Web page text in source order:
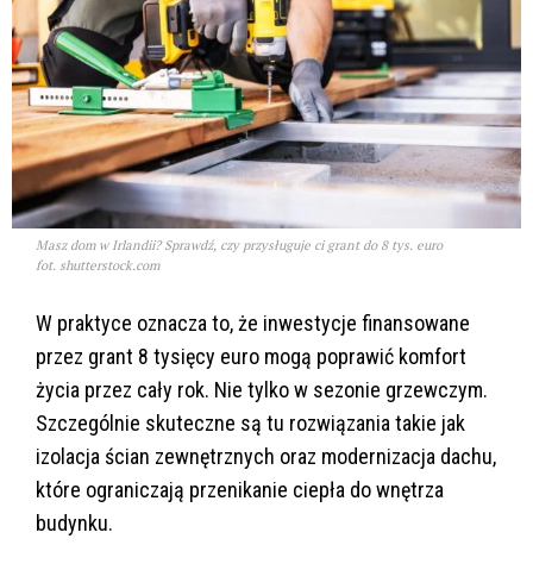
Masz dom w Irlandii? Sprawdź, czy przysługuje ci grant do 8 tys. euro
fot. shutterstock.com
W praktyce oznacza to, że inwestycje finansowane
przez grant 8 tysięcy euro mogą poprawić komfort
życia przez cały rok. Nie tylko w sezonie grzewczym.
Szczególnie skuteczne są tu rozwiązania takie jak
izolacja ścian zewnętrznych oraz modernizacja dachu,
które ograniczają przenikanie ciepła do wnętrza
budynku.